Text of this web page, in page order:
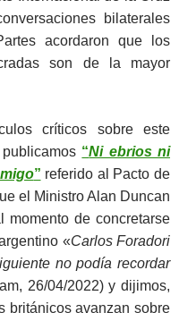
bilaterales
acordaron que los
son de la mayor
críticos sobre este
“Ni ebrios ni
” referido al Pacto de
el Ministro Alan Duncan
momento de concretarse
«Carlos Foradori
no podía recordar
26/04/2022) y dijimos,
británicos avanzan sobre